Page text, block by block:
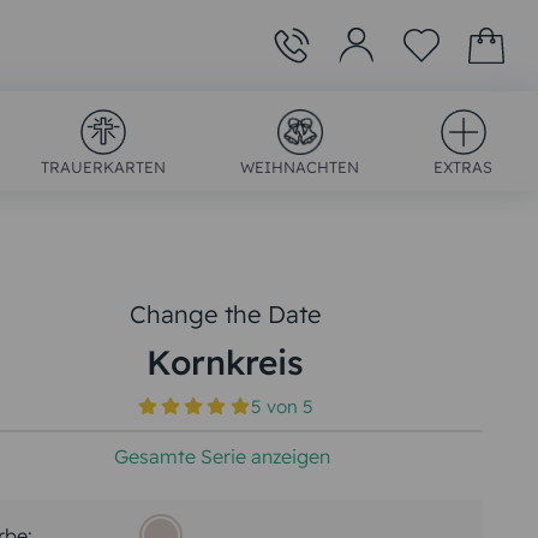
TRAUERKARTEN WEIHNACHTEN EXTRAS
Change the Date
Kornkreis
5 von5
Gesamte Serie anzeigen